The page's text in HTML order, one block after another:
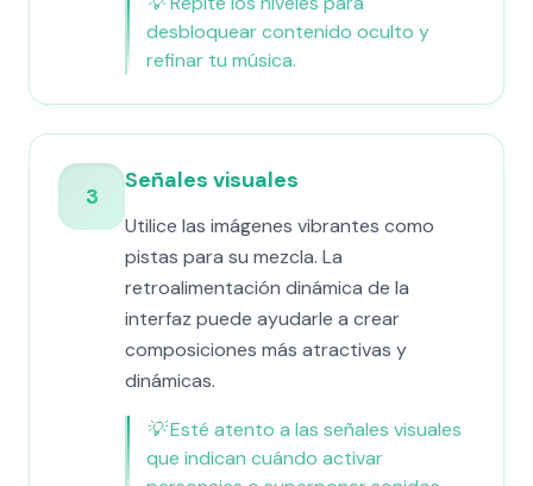
desbloquear contenido oculto y
refinar tu música.
3
Señales visuales
Utilice las imágenes vibrantes como
pistas para su mezcla. La
retroalimentación dinámica de la
interfaz puede ayudarle a crear
composiciones más atractivas y
dinámicas.
💡Esté atento a las señales visuales
que indican cuándo activar